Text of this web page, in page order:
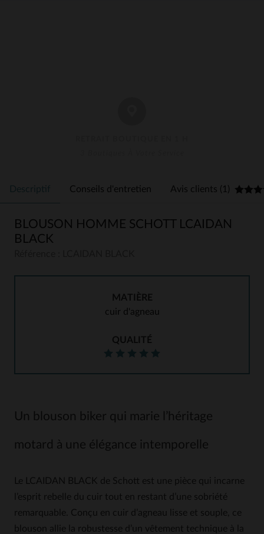
Descriptif Conseils d'entretien Avis clients (1)
BLOUSON HOMME SCHOTT LCAIDAN
BLACK
MATIÈRE
cuir d'agneau
QUALITÉ
Un blouson biker qui marie l’héritage
motard à une élégance intemporelle
Le LCAIDAN BLACK de Schott est une pièce qui incarne
l’esprit rebelle du cuir tout en restant d’une sobriété
remarquable. Conçu en cuir d’agneau lisse et souple, ce
blouson allie la robustesse d’un vêtement technique à la